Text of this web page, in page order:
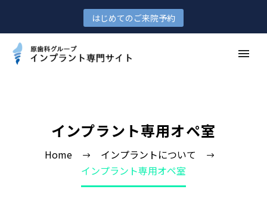
はじめてのご来院予約
インプラント専用オペ室
Home
インプラントについて
インプラント専用オペ室